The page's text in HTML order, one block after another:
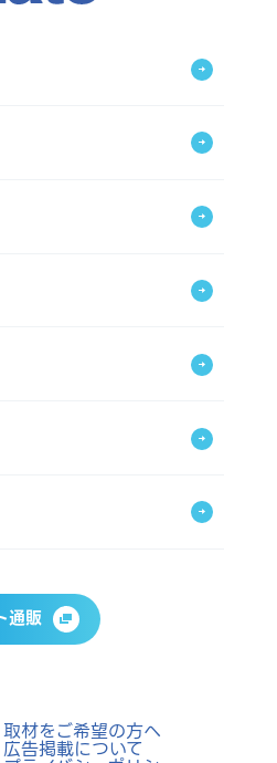
通販
取材をご希望の方へ
広告掲載について